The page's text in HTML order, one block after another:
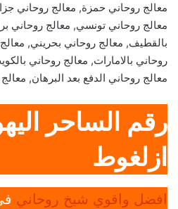
معالج روحاني حمزة, معالج روحاني
معالج روحاني تونسي, معالج روحاني
بالقطيف, معالج روحاني بحريني,
روحاني بالامارات, معالج روحاني
معالج روحاني الدفع بعد البرهان,
رقم الساحر
ازلغوط
افضل واقوي شيخ روحاني